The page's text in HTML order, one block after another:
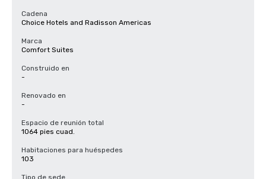
Cadena
Choice Hotels and Radisson Americas
Marca
Comfort Suites
Construido en
-
Renovado en
-
Espacio de reunión total
1064 pies cuad.
Habitaciones para huéspedes
103
Tipo de sede